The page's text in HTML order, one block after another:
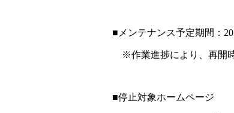
■メンテナンス予定期間：
※作業進捗により、再開
■停止対象ホームページ